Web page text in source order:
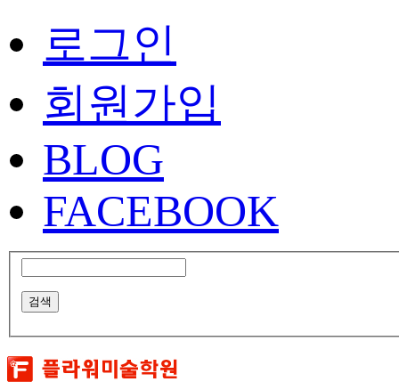
로그인
회원가입
BLOG
FACEBOOK